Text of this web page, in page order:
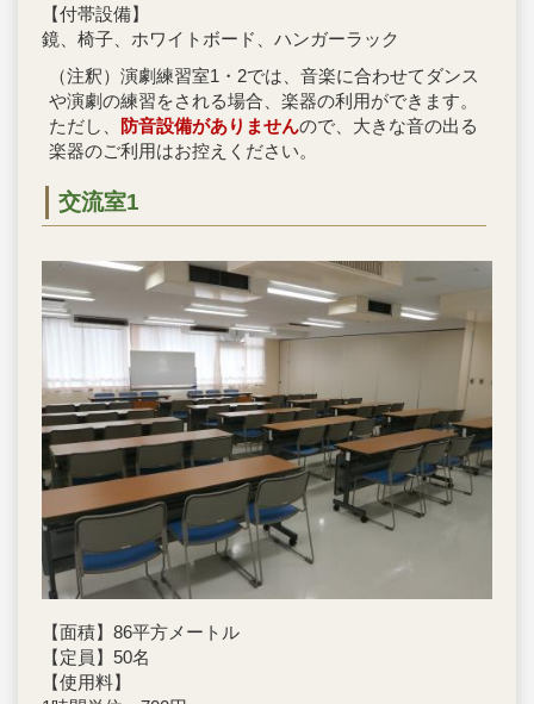
【付帯設備】
鏡、椅子、ホワイトボード、ハンガーラック
（注釈）演劇練習室1・2では、音楽に合わせてダンス
や演劇の練習をされる場合、楽器の利用ができます。
ただし、
防音設備がありませんので、大きな音の出る
楽器のご利用はお控えください。
交流室1
【面積】86平方メートル
【定員】50名
【使用料】